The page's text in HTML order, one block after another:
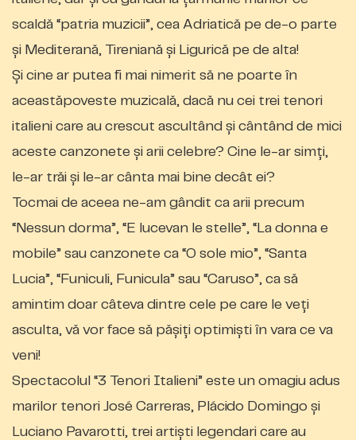
scaldă “patria muzicii”, cea Adriatică pe de-o parte
și Mediterană, Tireniană și Ligurică pe de alta!
Și cine ar putea fi mai nimerit să ne poarte în
aceastăpoveste muzical ă, dacă nu cei trei tenori
italieni care au crescut ascultând și cântând de mici
aceste canzonete și arii celebre? Cine le-ar simți,
le-ar trăi și le-ar cânta mai bine decât ei?
Tocmai de aceea ne-am gândit ca arii precum
“Nessun dorma”, “E lucevan le stelle”, “La donna e
mobile” sau canzonete ca “O sole mio”, “Santa
Lucia”, “Funiculi, Funicula” sau “Caruso”, ca să
amintim doar câteva dintre cele pe care le veți
asculta, vă vor face să pășiți optimiști în vara ce va
veni!
Spectacolul “3 Tenori Italieni” este un omagiu adus
marilor tenori José Carreras, Plácido Domingo și
Luciano Pavarotti, trei artiști legendari care au